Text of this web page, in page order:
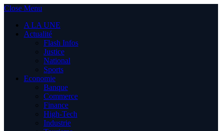
Close Menu
A LA UNE
Actualité
Flash Infos
Justice
National
Sports
Economie
Banque
Commerce
Finance
High-Tech
Industrie